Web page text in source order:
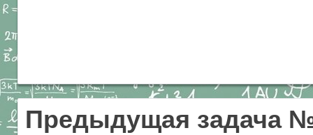
Предыдущая задача